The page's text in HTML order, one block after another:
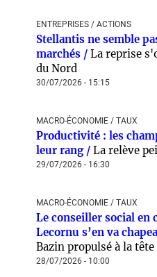
ENTREPRISES / ACTIONS
Stellantis ne semble
marchés / La reprise
du Nord
30/07/2026 - 15:15
MACRO-ÉCONOMIE / TAUX
Productivité : les
leur rang / La relève
29/07/2026 - 16:30
MACRO-ÉCONOMIE / TAUX
Le conseiller social en
Lecornu s’en va
Bazin propulsé à la tête
28/07/2026 - 10:00